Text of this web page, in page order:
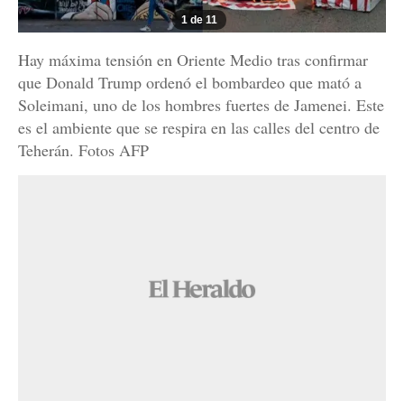
1 de 11
Hay máxima tensión en Oriente Medio tras confirmar
que Donald Trump ordenó el bombardeo que mató a
Soleimani, uno de los hombres fuertes de Jamenei. Este
es el ambiente que se respira en las calles del centro de
Teherán. Fotos AFP